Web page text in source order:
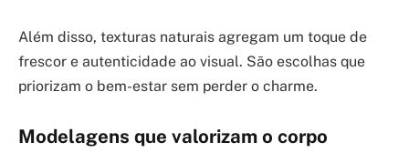
Além disso, texturas naturais agregam um toque de
frescor e autenticidade ao visual. São escolhas que
priorizam o bem-estar sem perder o charme.
Modelagens que valorizam o corpo